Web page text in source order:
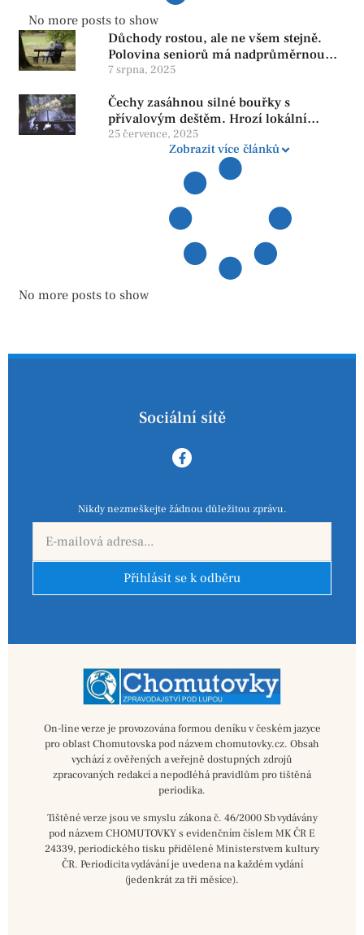
No more posts to show
Důchody rostou, ale ne všem stejně.
Polovina seniorů má nadprůměrnou
penzi, tisíce však žijí pod hranicí
reformy
7 srpna, 2025
Čechy zasáhnou silné bouřky s
přívalovým deštěm. Hrozí lokální
zatopení
25 července, 2025
Zobrazit více článků
No more posts to show
Sociální sítě
Nikdy nezmeškejte žádnou důležitou zprávu.
Přihlásit se k odběru
On-line verze je provozována formou deníku v českém jazyce
pro oblast Chomutovska pod názvem chomutovky.cz. Obsah
vychází z ověřených a veřejně dostupných zdrojů
zpracovaných redakcí a nepodléhá pravidlům pro tištěná
periodika.
Tištěné verze jsou ve smyslu zákona č. 46/2000 Sb vydávány
pod názvem CHOMUTOVKY s evidenčním číslem MK ČR E
24339, periodického tisku přidělené Ministerstvem kultury
ČR. Periodicita vydávání je uvedena na každém vydání
(jedenkrát za tři měsíce).